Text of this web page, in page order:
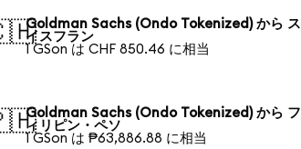
Goldman Sachs (Ondo Tokenized) から ス
イスフラン
1 GSon は CHF 850.46 に相当
Goldman Sachs (Ondo Tokenized) から フ
ィリピン・ペソ
1 GSon は ₱63,886.88 に相当